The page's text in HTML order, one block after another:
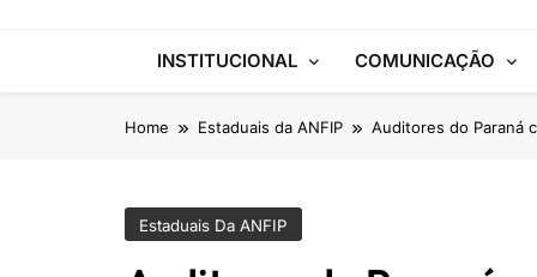
ANFIP Nacional
INSTITUCIONAL COMUNICAÇÃO
Home Estaduais da ANFIP Auditores do Paraná
Estaduais Da ANFIP